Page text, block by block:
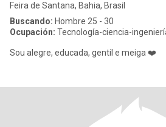
Feira de Santana, Bahia, Brasil
Buscando: Hombre 25 - 30
Ocupación: Tecnología-ciencia-
Sou alegre, educada, gentil e meiga ❤️